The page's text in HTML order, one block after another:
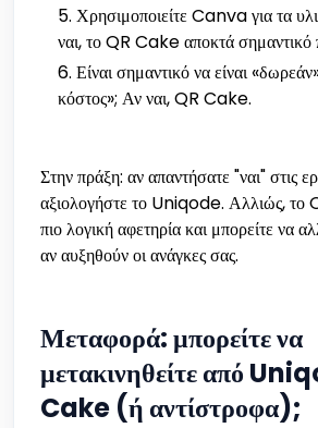
Χρησιμοποιείτε Canva για τα
ναι, το QR Cake αποκτά σημαντικό
Είναι σημαντικό να είναι
κόστος»; Αν ναι, QR Cake.
Στην πράξη: αν απαντήσατε "ναι" στις
αξιολογήστε το Uniqode. Αλλιώς, το
πιο λογική αφετηρία και μπορείτε να
αν αυξηθούν οι ανάγκες σας.
Μεταφορά: μπορείτε να
μετακινηθείτε από
Cake (ή αντίστροφα);